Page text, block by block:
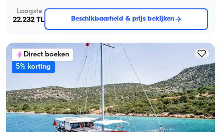
Laagste
22.232 TL
Beschikbaarheid & prijs bekijken
Direct boeken
5% korting